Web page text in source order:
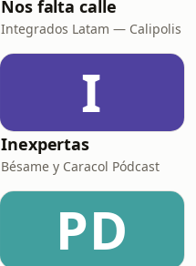
Nos falta calle
Integrados Latam — Calipolis
I
Inexpertas
Bésame y Caracol Pódcast
PD